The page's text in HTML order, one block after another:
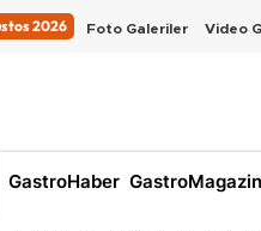
2026 Foto Galeriler Video
GastroHaber GastroMagazin